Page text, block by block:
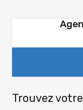
Trouvez